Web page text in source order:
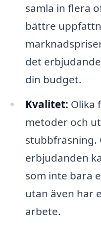
samla in flera
bättre
det
din budget.
Kvalitet: Olika
metoder och
stubbfräsning.
erbjudanden
som inte bara
utan även har
arbete.